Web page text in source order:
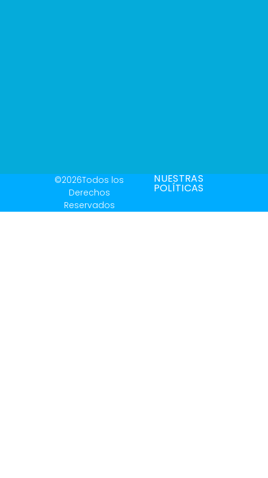
©2026Todos los
Derechos
Reservados
NUESTRAS
POLÍTICAS